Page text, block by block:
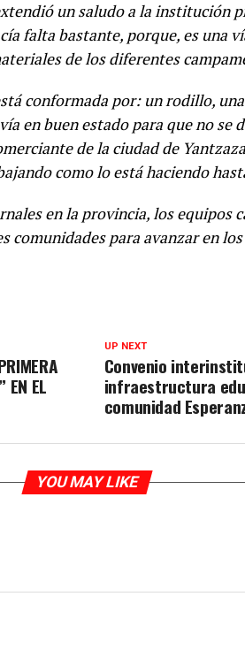
un saludo a la institución
falta bastante, porque, es una
de los diferentes
conformada por: un rodillo,
en buen estado para que no se
de la ciudad de
como lo está haciendo
en la provincia, los equipos
comunidades para avanzar en
UP NEXT
Convenio
infraestructura
comunidad
EN EL
YOU MAY LIKE